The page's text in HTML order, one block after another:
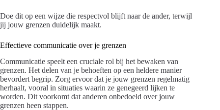
Doe dit op een wijze die respectvol blijft naar de ander, terwijl
jij jouw grenzen duidelijk maakt.
Effectieve communicatie over je grenzen
Communicatie speelt een cruciale rol bij het bewaken van
grenzen. Het delen van je behoeften op een heldere manier
bevordert begrip. Zorg ervoor dat je jouw grenzen regelmatig
herhaalt, vooral in situaties waarin ze genegeerd lijken te
worden. Dit voorkomt dat anderen onbedoeld over jouw
grenzen heen stappen.